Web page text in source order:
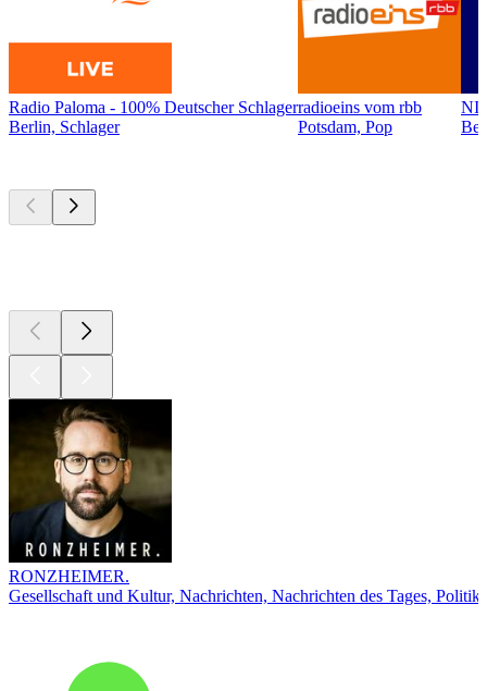
Radio Paloma - 100% Deutscher Schlager
Berlin, Schlager
radioeins vom rbb
Potsdam, Pop
RONZHEIMER.
Gesellschaft und Kultur, Nachrichten, Nachrichten des Tages, Politik